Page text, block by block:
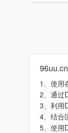
1、使用
2、通过
3、利用
4、结合
5、使用